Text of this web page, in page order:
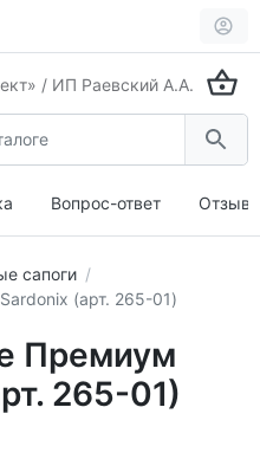
Вопрос-ответ
сапоги
(арт. 265-01)
Премиум
265-01)